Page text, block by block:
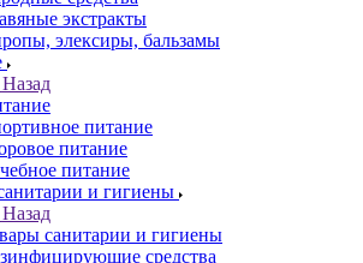
экстракты
элексиры, бальзамы
Назад
питание
питание
питание
и гигиены
Назад
санитарии и гигиены
средства